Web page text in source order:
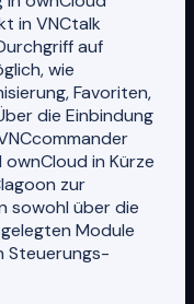
in VNCtalk
auf
wie
Favoriten,
die Einbindung
in Kürze
zur
sowohl über die
Module
Steuerungs-